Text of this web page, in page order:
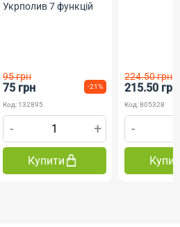
Укрполив 7 функцій
95 грн
75 грн -21%
Код: 132895
- +
Купити
224.50 грн
215.50 грн
Код: 805328
-